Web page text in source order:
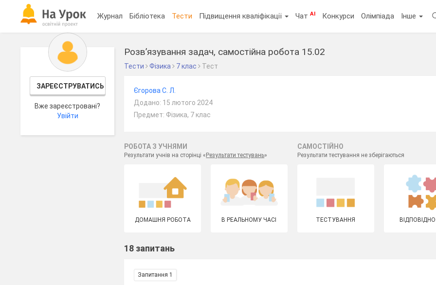
Журнал Бібліотека Тести Підвищення кваліфікації ЧатAI Конкурси Олімпіада Інше
ЗАРЕЄСТРУВАТИСЬ
Вже зареєстровані?
Увійти
Розв’язування задач, самостійна робота 15.02
Тести Фізика 7 клас Тест
Єгорова С. Л.
Додано: 15 лютого 2024
Предмет: Фізика, 7 клас
РОБОТА З УЧНЯМИ
Результати учнів на сторінці « Результати тестувань»
САМОСТІЙНО
Результати тестування не зберігаються
ДОМАШНЯ РОБОТА В РЕАЛЬНОМУ ЧАСІ ТЕСТУВАННЯ
18 запитань
Запитання 1